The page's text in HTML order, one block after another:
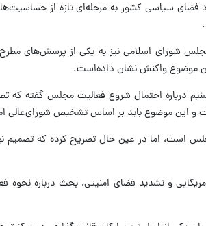
سیاسی کشور به مرحله‌ای تازه از
شورای اسلامی نیز به یکی از پرسش‌های
این موضوع واکنش نشان داده‌است.
درباره احتمال شروع فعالیت مجلس گفته که
و این موضوع باید بر اساس تشخیص شورای‌عالی
است، اما در عین حال تصریح کرده که تصمیم
و تشدید فضای امنیتی، بحث درباره